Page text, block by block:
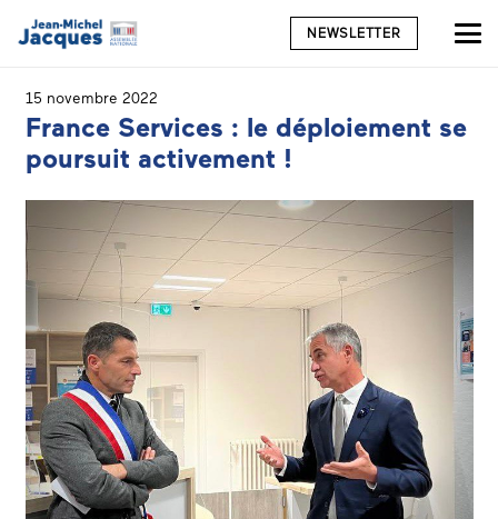
NEWSLETTER
15 novembre 2022
France Services : le déploiement se
poursuit activement !